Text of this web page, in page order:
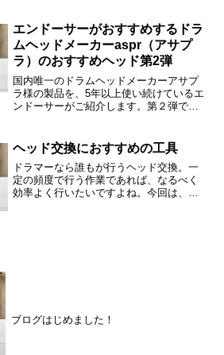
エンドーサーがおすすめするドラ
ムヘッドメーカーaspr（アサプ
ラ）のおすすめヘッド第2弾
国内唯一のドラムヘッドメーカーアサプ
ラ様の製品を、5年以上使い続けているエ
ンドーサーがご紹介します。第２弾で
ヘッド交換におすすめの工具
ドラマーなら誰もが行うヘッド交換。一
定の頻度で行う作業であれば、なるべく
効率よく行いたいですよね。今回は、そ
ブログはじめました！